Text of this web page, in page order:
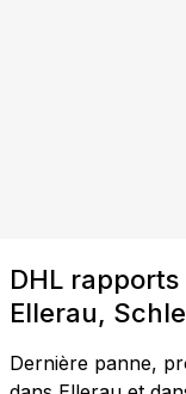
DHL
Ellerau,
Dernière panne,